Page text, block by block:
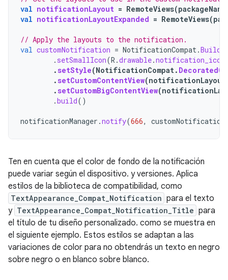
val notificationLayout = RemoteViews(packageName
val notificationLayoutExpanded = RemoteViews(
// Apply the layouts to the notification.
val customNotification = NotificationCompat.
. setSmallIcon(R .drawable.notification_icon
.setStyle(NotificationCompat.
.setCustomContentView(notificationLayout
.setCustomBigContentView(
.build()
notificationManager .notify(666, customNotification
Ten en cuenta que el color de fondo de la notificación
puede variar según el dispositivo. y versiones. Aplica
estilos de la biblioteca de compatibilidad, como
TextAppearance_Compat_Notification para el texto
y TextAppearance_Compat_Notification_Title para
el título de tu diseño personalizado. como se muestra en
el siguiente ejemplo. Estos estilos se adaptan a las
variaciones de color para no obtendrás un texto en negro
sobre negro o en blanco sobre blanco.